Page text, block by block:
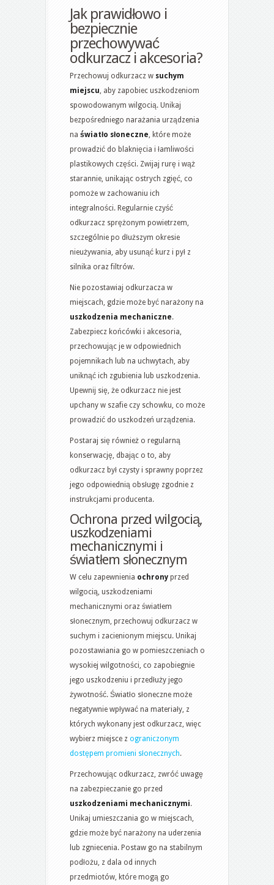
Jak prawidłowo i
bezpiecznie
przechowywać
odkurzacz i akcesoria?
Przechowuj odkurzacz w suchym
miejscu, aby zapobiec uszkodzeniom
spowodowanym wilgocią. Unikaj
bezpośredniego narażania urządzenia
na światło słoneczne, które może
prowadzić do blaknięcia i łamliwości
plastikowych części. Zwijaj rurę i wąż
starannie, unikając ostrych zgięć, co
pomoże w zachowaniu ich
integralności. Regularnie czyść
odkurzacz sprężonym powietrzem,
szczególnie po dłuższym okresie
nieużywania, aby usunąć kurz i pył z
silnika oraz filtrów.
Nie pozostawiaj odkurzacza w
miejscach, gdzie może być narażony na
uszkodzenia mechaniczne.
Zabezpiecz końcówki i akcesoria,
przechowując je w odpowiednich
pojemnikach lub na uchwytach, aby
uniknąć ich zgubienia lub uszkodzenia.
Upewnij się, że odkurzacz nie jest
upchany w szafie czy schowku, co może
prowadzić do uszkodzeń urządzenia.
Postaraj się również o regularną
konserwację, dbając o to, aby
odkurzacz był czysty i sprawny poprzez
jego odpowiednią obsługę zgodnie z
instrukcjami producenta.
Ochrona przed wilgocią,
uszkodzeniami
mechanicznymi i
światłem słonecznym
W celu zapewnienia ochrony przed
wilgocią, uszkodzeniami
mechanicznymi oraz światłem
słonecznym, przechowuj odkurzacz w
suchym i zacienionym miejscu. Unikaj
pozostawiania go w pomieszczeniach o
wysokiej wilgotności, co zapobiegnie
jego uszkodzeniu i przedłuży jego
żywotność. Światło słoneczne może
negatywnie wpływać na materiały, z
których wykonany jest odkurzacz, więc
wybierz miejsce z ograniczonym
dostępem promieni słonecznych.
Przechowując odkurzacz, zwróć uwagę
na zabezpieczanie go przed
uszkodzeniami mechanicznymi.
Unikaj umieszczania go w miejscach,
gdzie może być narażony na uderzenia
lub zgniecenia. Postaw go na stabilnym
podłożu, z dala od innych
przedmiotów, które mogą go